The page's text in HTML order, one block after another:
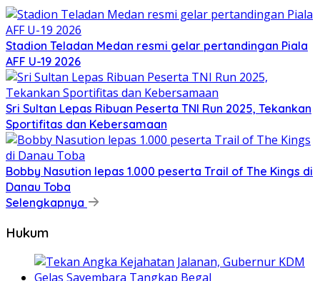
Stadion Teladan Medan resmi gelar pertandingan Piala
AFF U-19 2026
Sri Sultan Lepas Ribuan Peserta TNI Run 2025, Tekankan
Sportifitas dan Kebersamaan
Bobby Nasution lepas 1.000 peserta Trail of The Kings di
Danau Toba
Selengkapnya
Hukum